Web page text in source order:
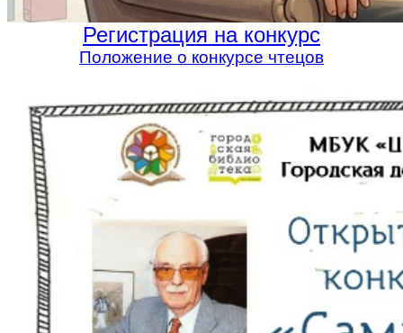
Регистрация на конкурс
Положение о конкурсе чтецов